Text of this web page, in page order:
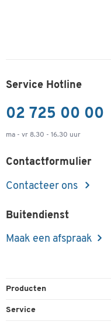
Service Hotline
02 725 00 00
ma - vr 8.30 - 16.30 uur
Contactformulier
Contacteer ons
Buitendienst
Maak een afspraak
Producten
Kantoorbenodigdheden
Service